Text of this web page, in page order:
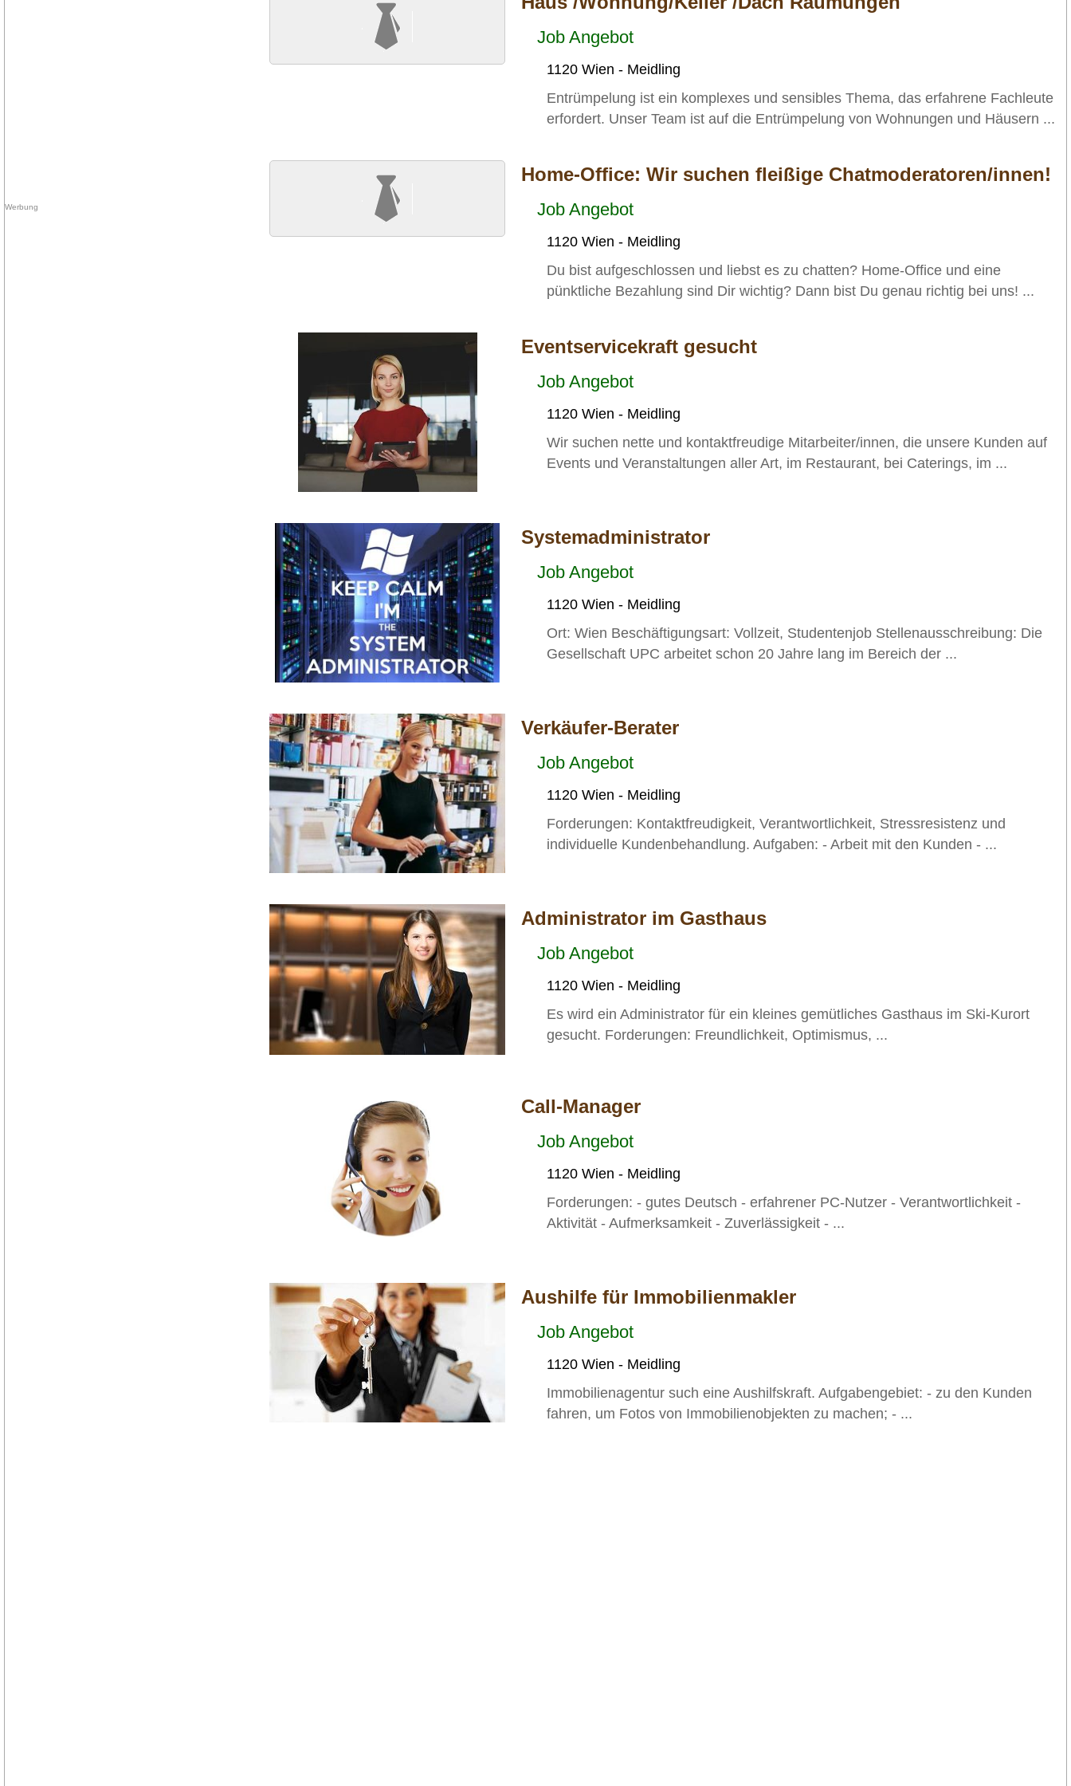
Job Angebot
1120 Wien - Meidling
Entrümpelung ist ein komplexes und sensibles Thema, das erfahrene Fachleute
erfordert. Unser Team ist auf die Entrümpelung von Wohnungen und Häusern ...
Home-Office: Wir suchen fleißige Chatmoderatoren/innen!
Job Angebot
1120 Wien - Meidling
Du bist aufgeschlossen und liebst es zu chatten? Home-Office und eine
pünktliche Bezahlung sind Dir wichtig? Dann bist Du genau richtig bei uns! ...
Eventservicekraft gesucht
Job Angebot
1120 Wien - Meidling
Wir suchen nette und kontaktfreudige Mitarbeiter/innen, die unsere Kunden auf
Events und Veranstaltungen aller Art, im Restaurant, bei Caterings, im ...
Systemadministrator
Job Angebot
1120 Wien - Meidling
Ort: Wien Beschäftigungsart: Vollzeit, Studentenjob Stellenausschreibung: Die
Gesellschaft UPC arbeitet schon 20 Jahre lang im Bereich der ...
Verkäufer-Berater
Job Angebot
1120 Wien - Meidling
Forderungen: Kontaktfreudigkeit, Verantwortlichkeit, Stressresistenz und
individuelle Kundenbehandlung. Aufgaben: - Arbeit mit den Kunden - ...
Administrator im Gasthaus
Job Angebot
1120 Wien - Meidling
Es wird ein Administrator für ein kleines gemütliches Gasthaus im Ski-Kurort
gesucht. Forderungen: Freundlichkeit, Optimismus, ...
Call-Manager
Job Angebot
1120 Wien - Meidling
Forderungen: - gutes Deutsch - erfahrener PC-Nutzer - Verantwortlichkeit -
Aktivität - Aufmerksamkeit - Zuverlässigkeit - ...
Aushilfe für Immobilienmakler
Job Angebot
1120 Wien - Meidling
Immobilienagentur such eine Aushilfskraft. Aufgabengebiet: - zu den Kunden
fahren, um Fotos von Immobilienobjekten zu machen; - ...